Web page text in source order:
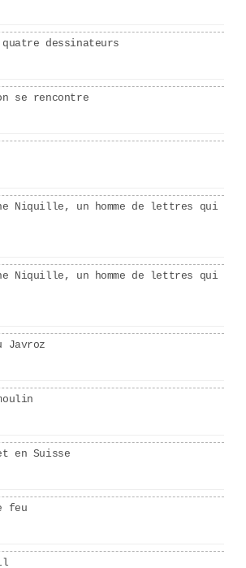
dessinateurs
se rencontre
Niquille, un homme de lettres qui
Niquille, un homme de lettres qui
Javroz
en Suisse
feu